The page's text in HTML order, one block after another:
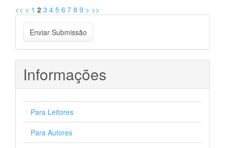
<< < 1 2 3 4 5 6 7 8 9 > >>
Enviar
Submissão
Enviar Submissão
Informações
Para Leitores
Para Autores